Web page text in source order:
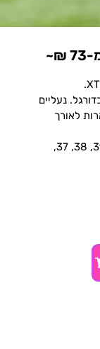
נעליים
לאורך
47, 46 ,45, 44, 43, 42, 41, 40, 39, 38, 37,